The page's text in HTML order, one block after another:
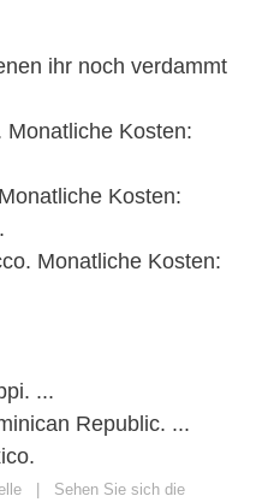
ihr noch verdammt
Kosten:
Kosten:
Monatliche Kosten:
...
Republic. ...
| Sehen Sie sich die